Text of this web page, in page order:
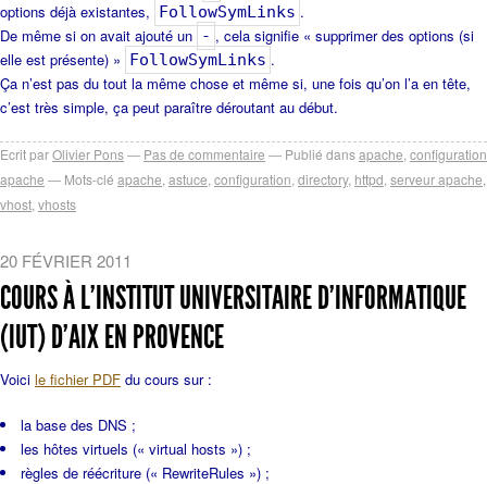
options déjà existantes, FollowSymLinks .
De même si on avait ajouté un - , cela signifie « supprimer des options (si
elle est présente) » FollowSymLinks .
Ça n’est pas du tout la même chose et même si, une fois qu’on l’a en tête,
c’est très simple, ça peut paraître déroutant au début.
Ecrit parOlivier Pons Pas de commentaire Publié dansapache configuration
apache
Mots-clé apache astuce configuration directory, httpd serveur apache
vhost vhosts
20 FÉVRIER 2011
COURS À L’INSTITUT UNIVERSITAIRE D’INFORMATIQUE
(IUT) D’AIX EN PROVENCE
Voici le fichier PDF du cours sur :
la base des DNS ;
les hôtes virtuels (« virtual hosts ») ;
règles de réécriture (« RewriteRules ») ;